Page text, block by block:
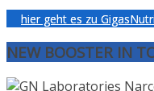
hier geht es zu
NEW BOOSTER IN